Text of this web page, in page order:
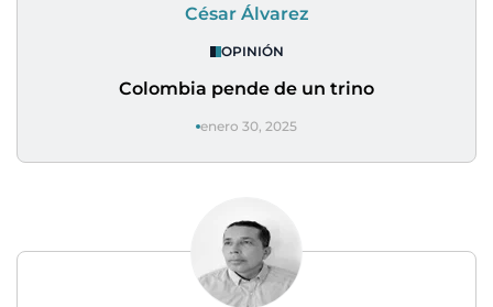
César Álvarez
OPINIÓN
Colombia pende de un trino
enero 30, 2025